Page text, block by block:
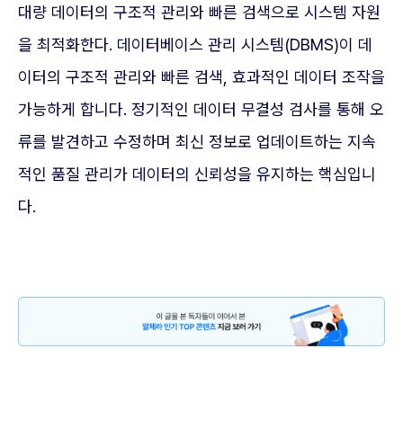
대량 데이터의 구조적 관리와 빠른 검색으로 시스템 자원
을 최적화한다. 데이터베이스 관리 시스템(DBMS)이 데
이터의 구조적 관리와 빠른 검색, 효과적인 데이터 조작을
가능하게 합니다. 정기적인 데이터 무결성 검사를 통해 오
류를 발견하고 수정하며 최신 정보로 업데이트하는 지속
적인 품질 관리가 데이터의 신뢰성을 유지하는 핵심입니
다.